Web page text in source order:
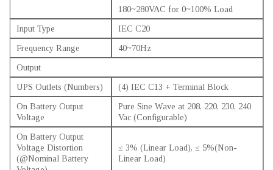
180~280VAC for 0~100% Load
Input Type
IEC C20
Frequency Range
40~70Hz
Output
UPS Outlets (Numbers)
(4) IEC C13 + Terminal Block
On Battery Output
Voltage
Pure Sine Wave at 208, 220, 230, 240
Vac (Configurable)
On Battery Output
Voltage Distortion
(@Nominal Battery
≤ 3% (Linear Load), ≤ 5%(Non-
Linear Load)